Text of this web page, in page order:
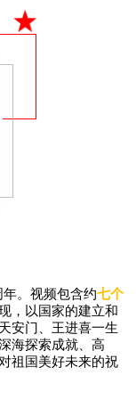
年。视频包含约七个
，以国家的建立和
安门、王进喜一生
海探索成就、高
祖国美好未来的祝